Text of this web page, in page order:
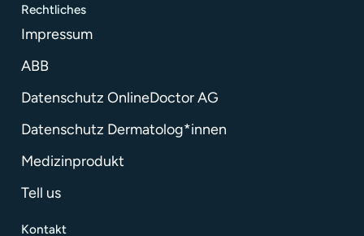
Rechtliches
Impressum
ABB
Datenschutz OnlineDoctor AG
Datenschutz Dermatolog*innen
Medizinprodukt
Tell us
Kontakt